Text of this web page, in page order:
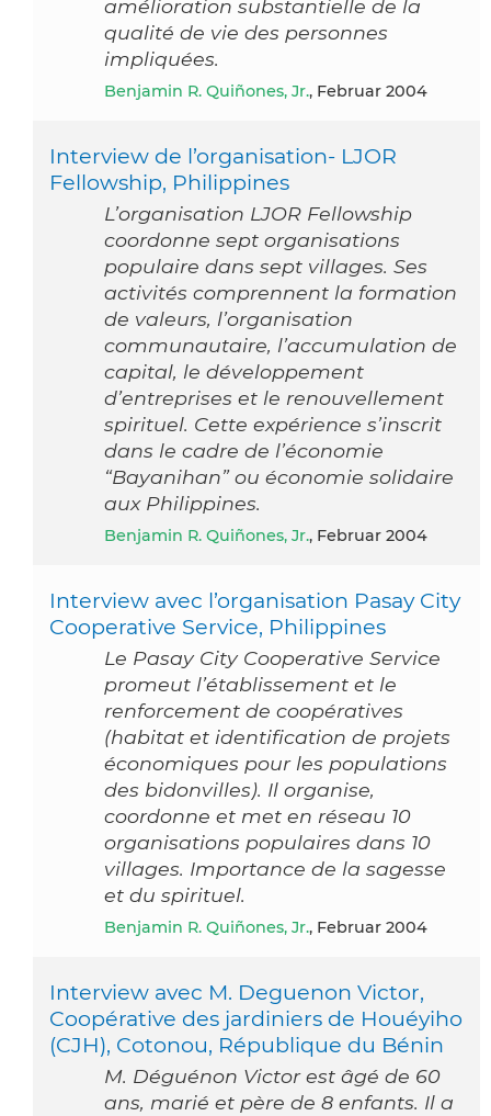
amélioration substantielle de la
qualité de vie des personnes
impliquées.
Benjamin R. Quiñones, Jr., Februar 2004
Interview de l’organisation- LJOR
Fellowship, Philippines
L’organisation LJOR Fellowship
coordonne sept organisations
populaire dans sept villages. Ses
activités comprennent la formation
de valeurs, l’organisation
communautaire, l’accumulation de
capital, le développement
d’entreprises et le renouvellement
spirituel. Cette expérience s’inscrit
dans le cadre de l’économie
“Bayanihan” ou économie solidaire
aux Philippines.
Benjamin R. Quiñones, Jr., Februar 2004
Interview avec l’organisation Pasay City
Cooperative Service, Philippines
Le Pasay City Cooperative Service
promeut l’établissement et le
renforcement de coopératives
(habitat et identification de projets
économiques pour les populations
des bidonvilles). Il organise,
coordonne et met en réseau 10
organisations populaires dans 10
villages. Importance de la sagesse
et du spirituel.
Benjamin R. Quiñones, Jr., Februar 2004
Interview avec M. Deguenon Victor,
Coopérative des jardiniers de Houéyiho
(CJH), Cotonou, République du Bénin
M. Déguénon Victor est âgé de 60
ans, marié et père de 8 enfants. Il a